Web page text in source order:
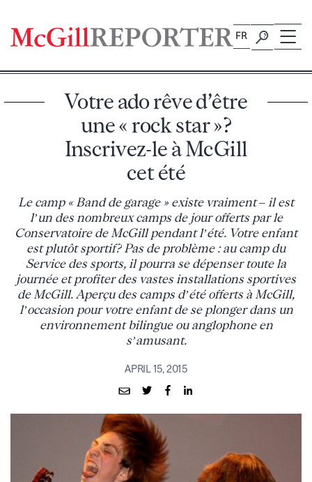
content
FR
Votre ado rêve d’être
une « rock star »?
Inscrivez-le à McGill
cet été
Le camp « Band de garage » existe vraiment – il est
l’un des nombreux camps de jour offerts par le
Conservatoire de McGill pendant l’été. Votre enfant
est plutôt sportif? Pas de problème : au camp du
Service des sports, il pourra se dépenser toute la
journée et profiter des vastes installations sportives
de McGill. Aperçu des camps d’été offerts à McGill,
l’occasion pour votre enfant de se plonger dans un
environnement bilingue ou anglophone en
s’amusant.
APRIL 15, 2015